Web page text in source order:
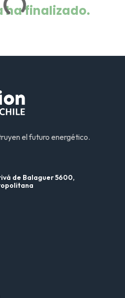
el futuro energético.
de Balaguer 5600,